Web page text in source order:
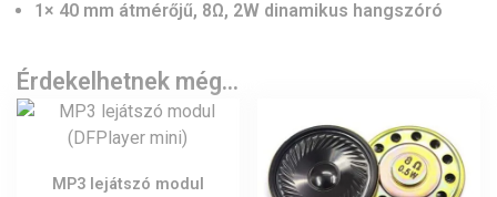
1× 40 mm átmérőjű, 8Ω, 2W dinamikus hangszóró
Érdekelhetnek még…
MP3 lejátszó modul